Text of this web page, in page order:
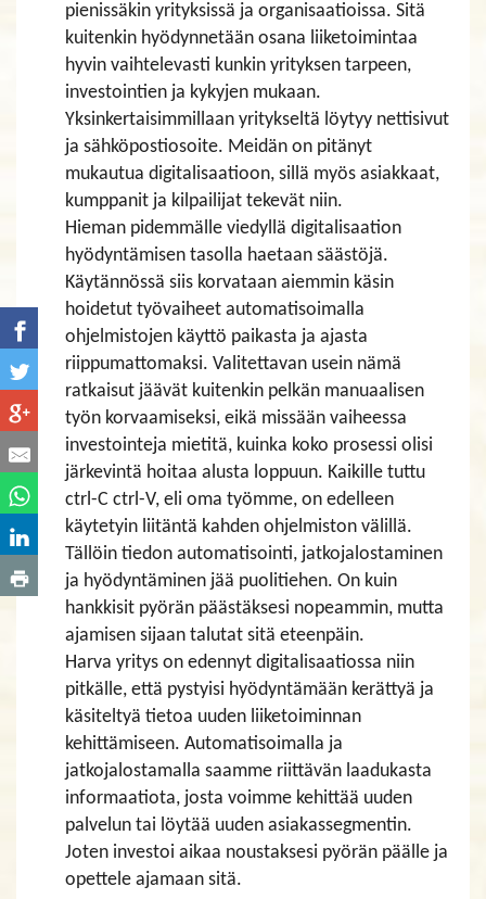
pienissäkin yrityksissä ja organisaatioissa. Sitä
kuitenkin hyödynnetään osana liiketoimintaa
hyvin vaihtelevasti kunkin yrityksen tarpeen,
investointien ja kykyjen mukaan.
Yksinkertaisimmillaan yritykseltä löytyy nettisivut
ja sähköpostiosoite. Meidän on pitänyt
mukautua digitalisaatioon, sillä myös asiakkaat,
kumppanit ja kilpailijat tekevät niin.
Hieman pidemmälle viedyllä digitalisaation
hyödyntämisen tasolla haetaan säästöjä.
Käytännössä siis korvataan aiemmin käsin
hoidetut työvaiheet automatisoimalla
ohjelmistojen käyttö paikasta ja ajasta
riippumattomaksi. Valitettavan usein nämä
ratkaisut jäävät kuitenkin pelkän manuaalisen
työn korvaamiseksi, eikä missään vaiheessa
investointeja mietitä, kuinka koko prosessi olisi
järkevintä hoitaa alusta loppuun. Kaikille tuttu
ctrl-C ctrl-V, eli oma työmme, on edelleen
käytetyin liitäntä kahden ohjelmiston välillä.
Tällöin tiedon automatisointi, jatkojalostaminen
ja hyödyntäminen jää puolitiehen. On kuin
hankkisit pyörän päästäksesi nopeammin, mutta
ajamisen sijaan talutat sitä eteenpäin.
Harva yritys on edennyt digitalisaatiossa niin
pitkälle, että pystyisi hyödyntämään kerättyä ja
käsiteltyä tietoa uuden liiketoiminnan
kehittämiseen. Automatisoimalla ja
jatkojalostamalla saamme riittävän laadukasta
informaatiota, josta voimme kehittää uuden
palvelun tai löytää uuden asiakassegmentin.
Joten investoi aikaa noustaksesi pyörän päälle ja
opettele ajamaan sitä.